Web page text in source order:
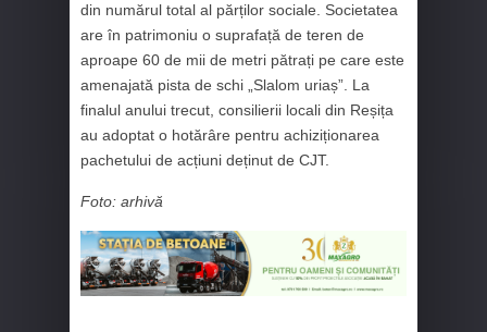
din numărul total al părților sociale. Societatea
are în patrimoniu o suprafață de teren de
aproape 60 de mii de metri pătrați pe care este
amenajată pista de schi „Slalom uriaș”. La
finalul anului trecut, consilierii locali din Reșița
au adoptat o hotărâre pentru achiziționarea
pachetului de acțiuni deținut de CJT.
Foto: arhivă